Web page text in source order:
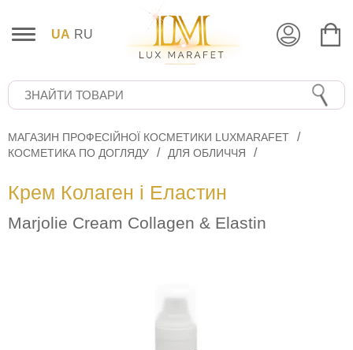
UA RU
МАГАЗИН ПРОФЕСІЙНОЇ КОСМЕТИКИ LUXMARAFET
КОСМЕТИКА ПО ДОГЛЯДУ
ДЛЯ ОБЛИЧЧЯ
Крем Колаген і Еластин
Marjolie Cream Collagen & Elastin